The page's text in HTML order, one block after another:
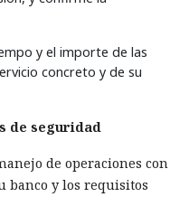
y el importe de las
concreto y de su
de seguridad
de operaciones con
banco y los requisitos